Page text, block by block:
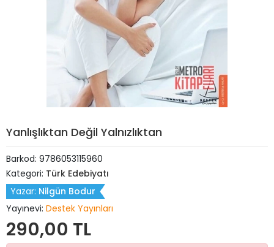
Yanlışlıktan Değil Yalnızlıktan
Barkod: 9786053115960
Kategori: Türk Edebiyatı
Yazar: Nilgün Bodur
Yayınevi: Destek Yayınları
290,00 TL